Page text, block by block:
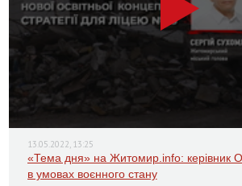
13.05.2022, 13:25
«Тема дня» на Житомир.info: керівник
в умовах воєнного стану